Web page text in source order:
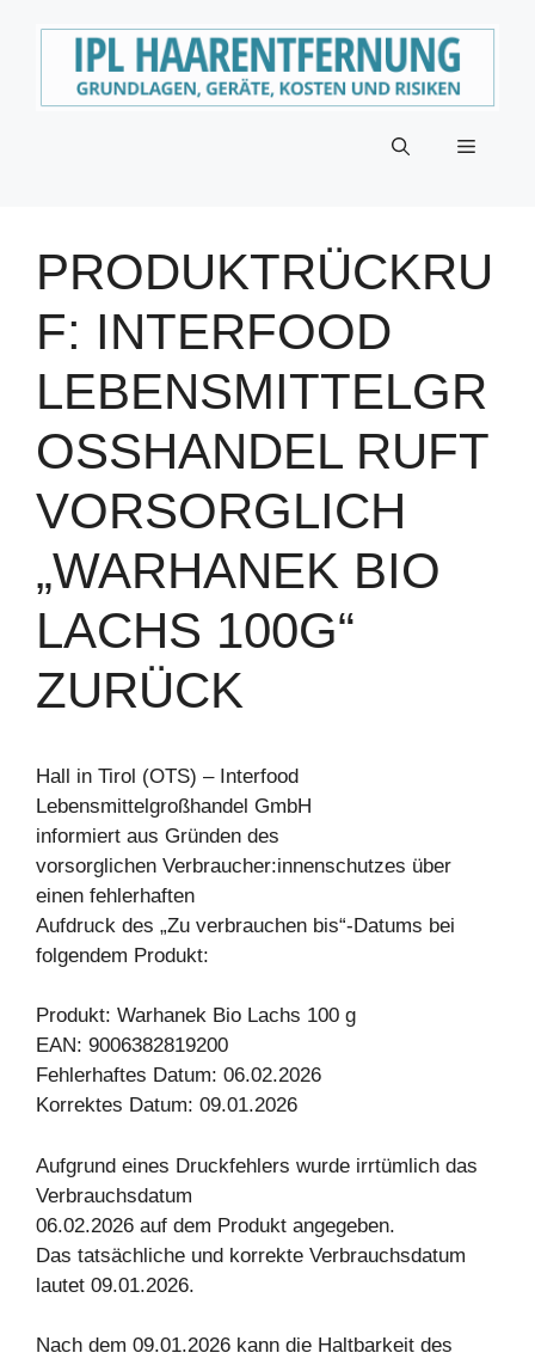
Menü
PRODUKTRÜCKRU
F: INTERFOOD
LEBENSMITTELGR
OSSHANDEL RUFT V
ORSORGLICH „
WARHANEK BIO L
ACHS 100G“ Z
URÜCK
Hall in Tirol (OTS) – Interfood
Lebensmittelgroßhandel GmbH
informiert aus Gründen des
vorsorglichen Verbraucher:innenschutzes über
einen fehlerhaften
Aufdruck des „Zu verbrauchen bis“-Datums bei
folgendem Produkt:
Produkt: Warhanek Bio Lachs 100 g
EAN: 9006382819200
Fehlerhaftes Datum: 06.02.2026
Korrektes Datum: 09.01.2026
Aufgrund eines Druckfehlers wurde irrtümlich das
Verbrauchsdatum
06.02.2026 auf dem Produkt angegeben.
Das tatsächliche und korrekte Verbrauchsdatum
lautet 09.01.2026.
Nach dem 09.01.2026 kann die Haltbarkeit des